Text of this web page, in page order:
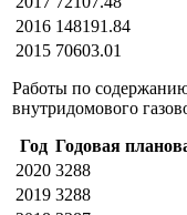
2016 148191.84
2015 70603.01
Работы по
внутридомового
Год Годовая
2020 3288
2019 3288